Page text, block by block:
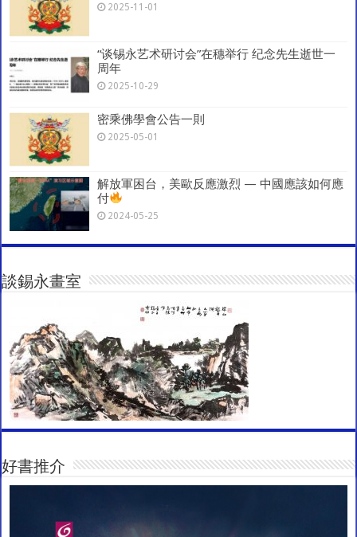
2025-11-01
“谈锡永艺术研讨会”在穗举行 纪念先生逝世一
周年
2025-10-29
密乘佛學會公告一則
2025-05-01
解放軍困台，美歐反應激烈 — 中國應該如何應
付
2024-05-25
談錫永畫室
好書推介